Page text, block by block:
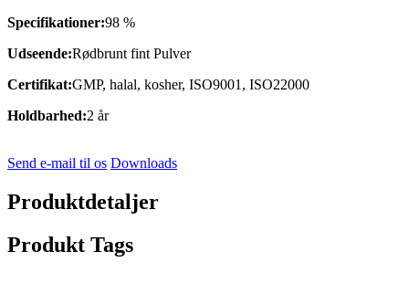
Specifikationer:98 %
Udseende:Rødbrunt fint Pulver
Certifikat:GMP, halal, kosher, ISO9001, ISO22000
Holdbarhed:2 år
Send e-mail til os Downloads
Produktdetaljer
Produkt Tags